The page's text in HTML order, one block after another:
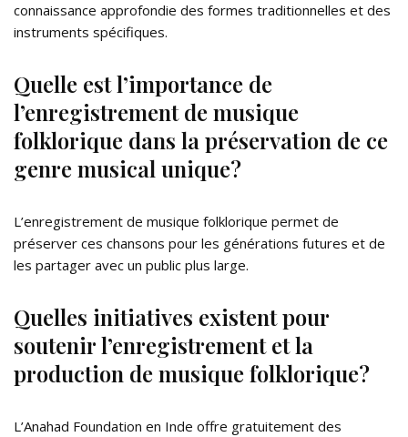
connaissance approfondie des formes traditionnelles et des
instruments spécifiques.
Quelle est l’importance de
l’enregistrement de musique
folklorique dans la préservation de ce
genre musical unique?
L’enregistrement de musique folklorique permet de
préserver ces chansons pour les générations futures et de
les partager avec un public plus large.
Quelles initiatives existent pour
soutenir l’enregistrement et la
production de musique folklorique?
L’Anahad Foundation en Inde offre gratuitement des